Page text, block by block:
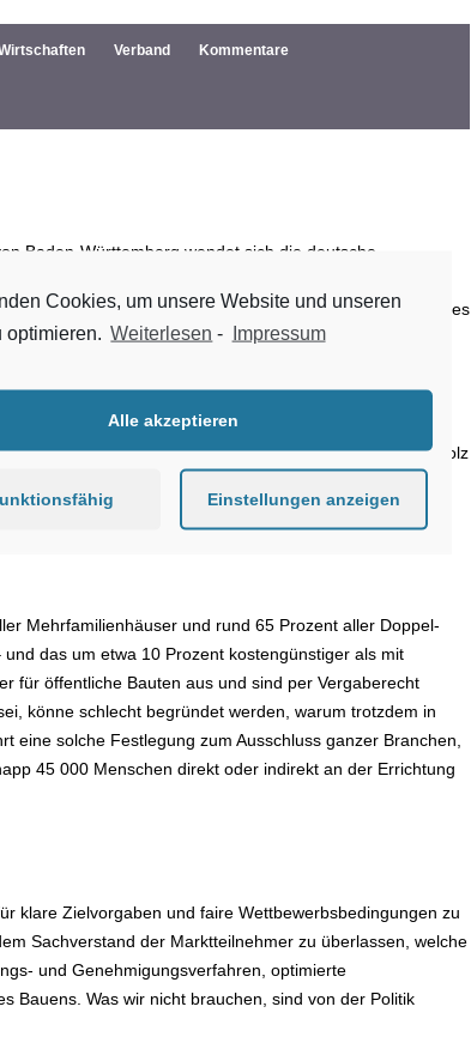
springen Verband Kommentare
Baden-Württemberg wendet sich die deutsche
Südwesten. „Was würde passieren“, fragt Dr. Ronald
pro E-Mobilität von VW unterstützt, indem es
anzuschaffen? Ein Sturm der Entrüstung würde
Rast weiter, „wenn man weiß, dass das Land Baden-
das Land Baden-Württemberg mit dem Verkauf von Holz
bei einer Umsatzrendite von fast 25 Prozent. „Das Land
Mehrfamilienhäuser und rund 65 Prozent aller Doppel-
das um etwa 10 Prozent kostengünstiger als mit
für öffentliche Bauten aus und sind per Vergaberecht
könne schlecht begründet werden, warum trotzdem in
eine solche Festlegung zum Ausschluss ganzer Branchen,
45 000 Menschen direkt oder indirekt an der Errichtung
klare Zielvorgaben und faire Wettbewerbsbedingungen zu
Sachverstand der Marktteilnehmer zu überlassen, welche
und Genehmigungsverfahren, optimierte
Bauens. Was wir nicht brauchen, sind von der Politik
Cookies, um unsere Website und unseren
optimieren. Weiterlesen - Impressum
Alle akzeptieren
Einstellungen anzeigen